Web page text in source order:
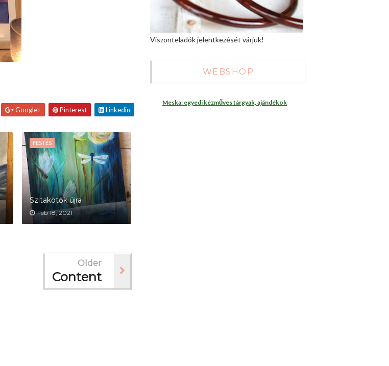
Google+ Pinterest Linkedin
FESTÉS
Szitakötők újra
Feb 18, 2021
Older
Content
Viszonteladók jelentkezését várjuk!
WEBSHOP
Meska: egyedi kézműves tárgyak, ajándékok